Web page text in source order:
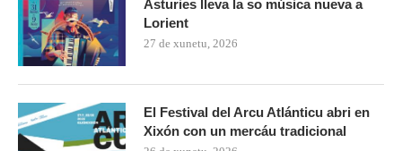
Asturies lleva la so música nueva a
Lorient
27 de xunetu, 2026
El Festival del Arcu Atlánticu abri en
Xixón con un mercáu tradicional